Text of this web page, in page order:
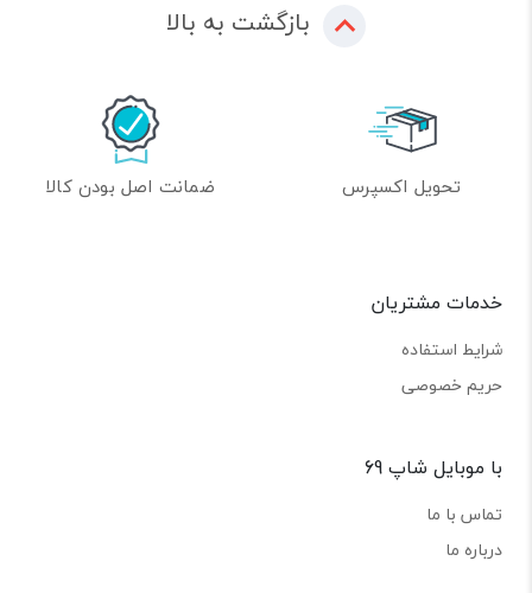
بازگشت به بالا
تحویل اکسپرس ضمانت اصل بودن کالا
خدمات مشتریان
شرایط استفاده
حریم خصوصی
با موبایل شاپ 69
تماس با ما
درباره ما